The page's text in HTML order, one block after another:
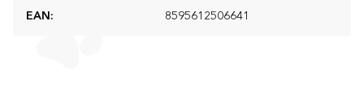
EAN : 8595612506641